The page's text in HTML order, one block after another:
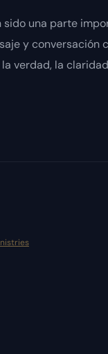
sido una parte
y conversación
verdad, la